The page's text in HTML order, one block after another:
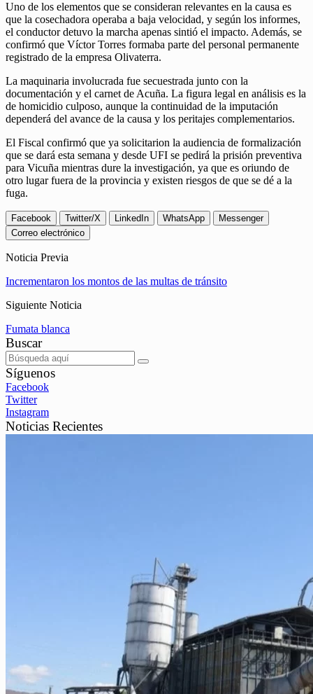
Uno de los elementos que se consideran relevantes en la causa es
que la cosechadora operaba a baja velocidad, y según los informes,
el conductor detuvo la marcha apenas sintió el impacto. Además, se
confirmó que Víctor Torres formaba parte del personal permanente
registrado de la empresa Olivaterra.
La maquinaria involucrada fue secuestrada junto con la
documentación y el carnet de Acuña. La figura legal en análisis es la
de homicidio culposo, aunque la continuidad de la imputación
dependerá del avance de la causa y los peritajes complementarios.
El Fiscal confirmó que ya solicitarion la audiencia de formalización
que se dará esta semana y desde UFI se pedirá la prisión preventiva
para Vicuña mientras dure la investigación, ya que es oriundo de
otro lugar fuera de la provincia y existen riesgos de que se dé a la
fuga.
Facebook Twitter/X LinkedIn WhatsApp
Messenger
Correo electrónico
Noticia Previa
Incrementaron los montos de las multas de tránsito
Siguiente Noticia
Fumata blanca
Buscar
Síguenos
Facebook
Twitter
Instagram
Noticias Recientes